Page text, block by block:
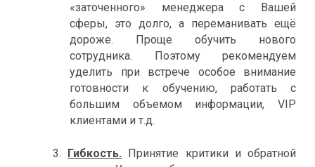
«заточенного» менеджера с Вашей
сферы, это долго, а переманивать ещё
дороже. Проще обучить нового
сотрудника. Поэтому рекомендуем
уделить при встрече особое внимание
готовности к обучению, работать с
большим объемом информации, VIP
клиентами и т.д.
3. Гибкость. Принятие критики и обратной